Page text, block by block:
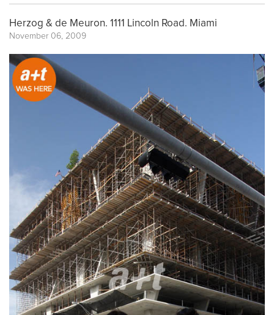
Herzog & de Meuron. 1111 Lincoln Road. Miami
November 06, 2009